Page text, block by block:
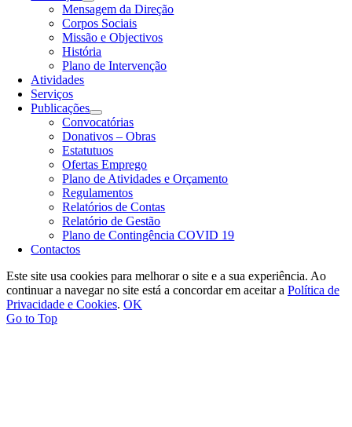
Mensagem da Direção
Corpos Sociais
Missão e Objectivos
História
Plano de Intervenção
Atividades
Serviços
Publicações
Convocatórias
Donativos – Obras
Estatutuos
Ofertas Emprego
Plano de Atividades e Orçamento
Regulamentos
Relatórios de Contas
Relatório de Gestão
Plano de Contingência COVID 19
Contactos
Este site usa cookies para melhorar o site e a sua experiência. Ao
continuar a navegar no site está a concordar em aceitar a Política de
Privacidade e Cookies. OK
Go to Top